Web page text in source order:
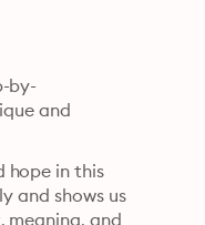
by-
and
hope in this
and shows us
meaning, and